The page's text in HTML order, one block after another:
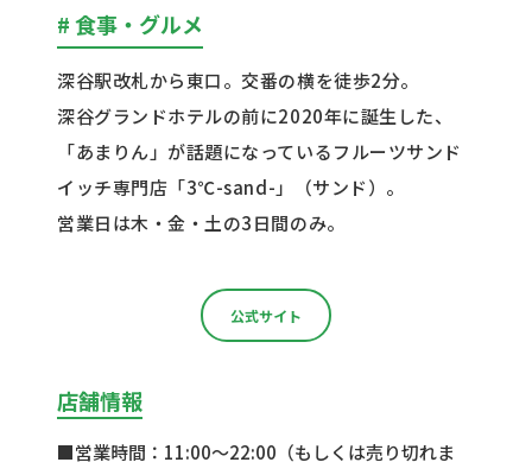
# 食事・グルメ
深谷駅改札から東口。交番の横を徒歩2分。
深谷グランドホテルの前に2020年に誕生した、
「あまりん」が話題になっているフルーツサンド
イッチ専門店「3℃-sand-」（サンド）。
営業日は木・金・土の3日間のみ。
公式サイト
店舗情報
■営業時間：11:00〜22:00（もしくは売り切れま